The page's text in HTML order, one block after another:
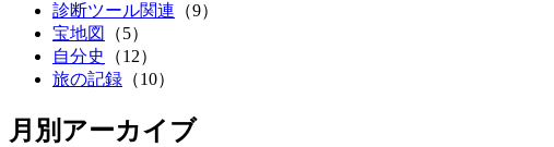
診断ツール関連 （9）
宝地図
（5）
自分史
（12）
旅の記録 （10）
月別アーカイブ